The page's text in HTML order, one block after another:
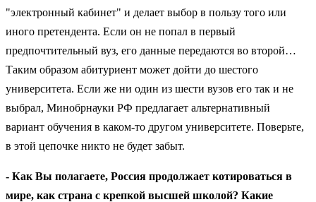
"электронный кабинет" и делает выбор в пользу того или
иного претендента. Если он не попал в первый
предпочтительный вуз, его данные передаются во второй…
Таким образом абитуриент может дойти до шестого
университета. Если же ни один из шести вузов его так и не
выбрал, Минобрнауки РФ предлагает альтернативный
вариант обучения в каком-то другом университете. Поверьте,
в этой цепочке никто не будет забыт.
- Как Вы полагаете, Россия продолжает котироваться в
мире, как страна с крепкой высшей школой? Какие